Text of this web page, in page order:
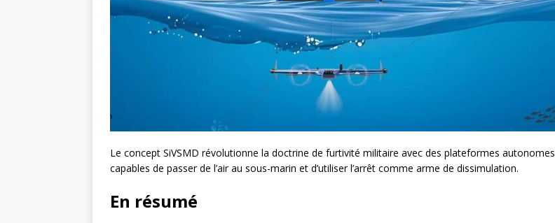
Le concept SiVSMD révolutionne la doctrine de furtivité militaire avec des plateformes autonomes
capables de passer de l’air au sous-marin et d’utiliser l’arrêt comme arme de dissimulation.
En résumé